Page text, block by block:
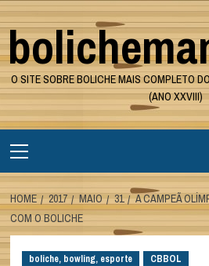
Skip
to
content
O SITE SOBRE BOLICHE MAIS COMPLETO
(ANO XXVIII)
Menu
HOME 2017 MAIO 31
A CAMPEÃ
COM O BOLICHE
boliche, bowling, esporte CBBOL